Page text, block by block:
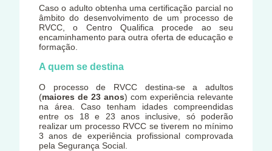
Caso o adulto obtenha uma certificação parcial no
âmbito do desenvolvimento de um processo de
RVCC, o Centro Qualifica procede ao seu
encaminhamento para outra oferta de educação e
formação.
A quem se destina
O processo de RVCC destina-se a adultos
(maiores de 23 anos) com experiência relevante
na área. Caso tenham idades compreendidas
entre os 18 e 23 anos inclusive, só poderão
realizar um processo RVCC se tiverem no mínimo
3 anos de experiência profissional comprovada
pela Segurança Social.